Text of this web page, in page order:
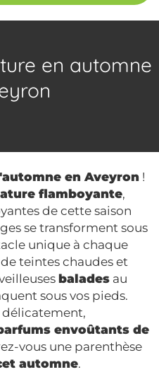
en automne
en Aveyron !
flamboyante,
de cette saison
se transforment sous
unique à chaque
teintes chaudes et
balades au
sous vos pieds.
délicatement,
envoûtants de
vous une parenthèse
automne.